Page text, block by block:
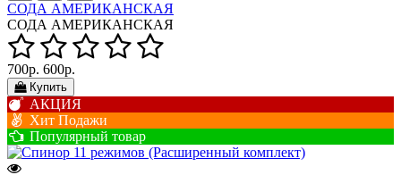
СОДА АМЕРИКАНСКАЯ
СОДА АМЕРИКАНСКАЯ
700р. 600р.
Купить
АКЦИЯ
Хит Подажи
Популярный товар